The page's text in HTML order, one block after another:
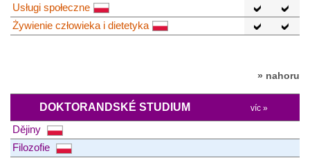
Usługi społeczne
Żywienie człowieka i dietetyka
» nahoru
DOKTORANDSKÉ STUDIUM víc »
Dějiny
Filozofie